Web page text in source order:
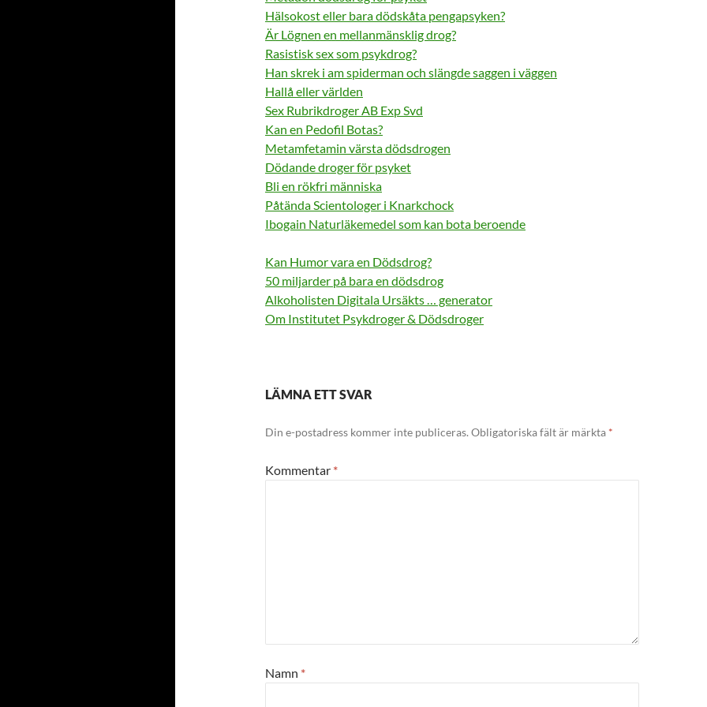
Hälsokost eller bara dödskåta pengapsyken?
Är Lögnen en mellanmänsklig drog?
Rasistisk sex som psykdrog?
Han skrek i am spiderman och slängde saggen i väggen
Hallå eller världen
Sex Rubrikdroger AB Exp Svd
Kan en Pedofil Botas?
Metamfetamin värsta dödsdrogen
Dödande droger för psyket
Bli en rökfri människa
Påtända Scientologer i Knarkchock
Ibogain Naturläkemedel som kan bota beroende
Kan Humor vara en Dödsdrog?
50 miljarder på bara en dödsdrog
Alkoholisten Digitala Ursäkts … generator
Om Institutet Psykdroger & Dödsdroger
LÄMNA ETT SVAR
Din e-postadress kommer inte publiceras. Obligatoriska fält är märkta *
Kommentar *
Namn *